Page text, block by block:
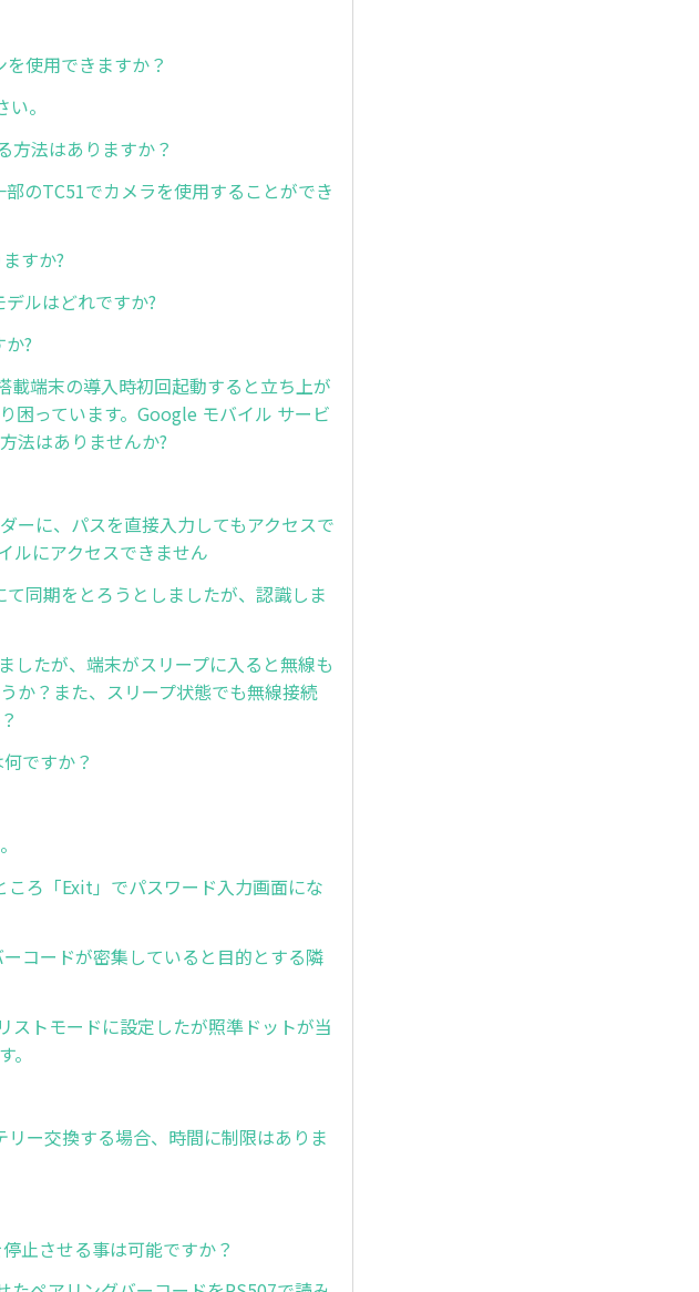
使用できますか？
。
方法はありますか？
のTC51でカメラを使用することができ
すか?
ルはどれですか?
?
端末の導入時初回起動すると立ち上が
困っています。Google モバイル サービ
法はありませんか?
に、パスを直接入力してもアクセスで
ルにアクセスできません
同期をとろうとしましたが、認識しま
したが、端末がスリープに入ると無線も
か？また、スリープ状態でも無線接続
ですか？
ろ「Exit」でパスワード入力画面にな
コードが密集していると目的とする隣
トモードに設定したが照準ドットが当
ー交換する場合、時間に制限はありま
止させる事は可能ですか？